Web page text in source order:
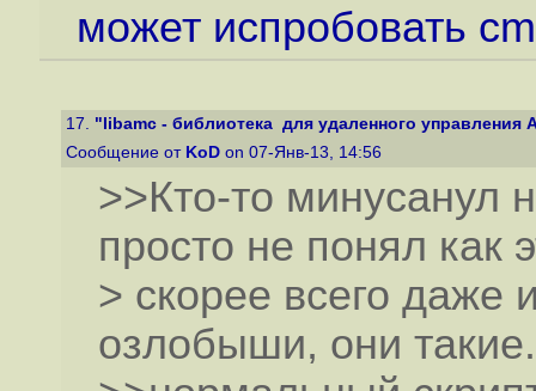
может испробовать
17. "libamc - библиотека для удаленного управления
Сообщение от KoD on 07-Янв-13, 14:56
>>Кто-то минусанул
просто не понял как
> скорее всего даже
озлобыши, они такие.